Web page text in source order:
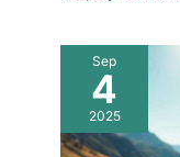
Sep
4
2025